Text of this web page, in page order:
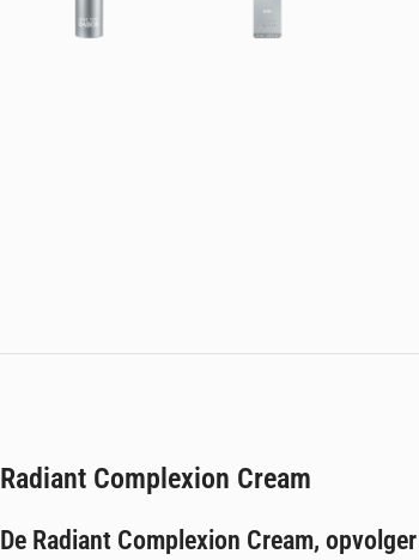
Radiant Complexion Cream
De Radiant Complexion Cream,